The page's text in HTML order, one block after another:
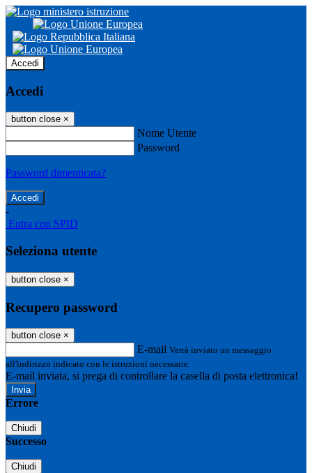
Accedi
Accedi
button close ×
Nome Utente
Password
Password dimenticata?
-
Entra con SPID
Seleziona utente
button close ×
Recupero password
button close ×
E-mail Verrà inviato un messaggio
all'indirizzo indicato con le istruzioni necessarie.
E-mail inviata, si prega di controllare la casella di posta elettronica!
Errore
Chiudi
Successo
Chiudi